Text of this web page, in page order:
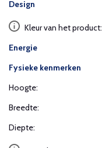
Design
Kleur van het product:
Energie
Fysieke kenmerken
Hoogte:
Breedte:
Diepte: